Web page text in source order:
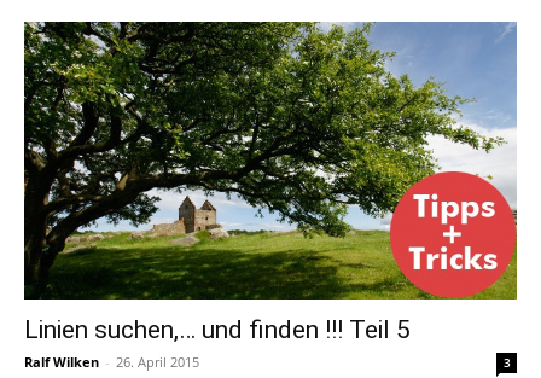
Linien suchen,… und finden !!! Teil 5
Ralf Wilken - 26. April 2015 3